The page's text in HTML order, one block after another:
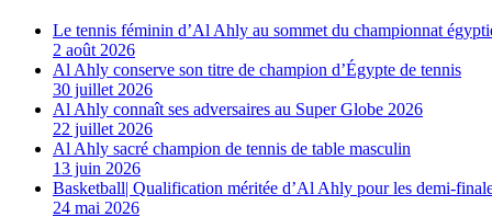
Le tennis féminin d’Al Ahly au sommet du championnat
2 août 2026
Al Ahly conserve son titre de champion d’Égypte de tennis
30 juillet 2026
Al Ahly connaît ses adversaires au Super Globe 2026
22 juillet 2026
Al Ahly sacré champion de tennis de table masculin
13 juin 2026
Basketball| Qualification méritée d’Al Ahly pour les demi-
24 mai 2026